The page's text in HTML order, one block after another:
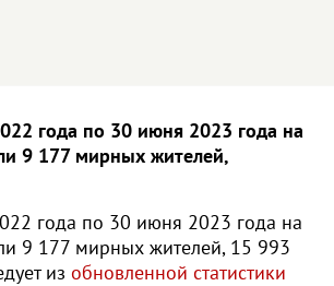
года по 30 июня 2023 года на
9 177 мирных жителей,
года по 30 июня 2023 года на
9 177 мирных жителей, 15 993
из обновленной статистики